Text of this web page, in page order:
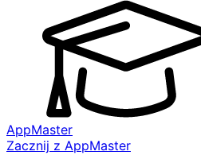
AppMaster
Zacznij z AppMaster